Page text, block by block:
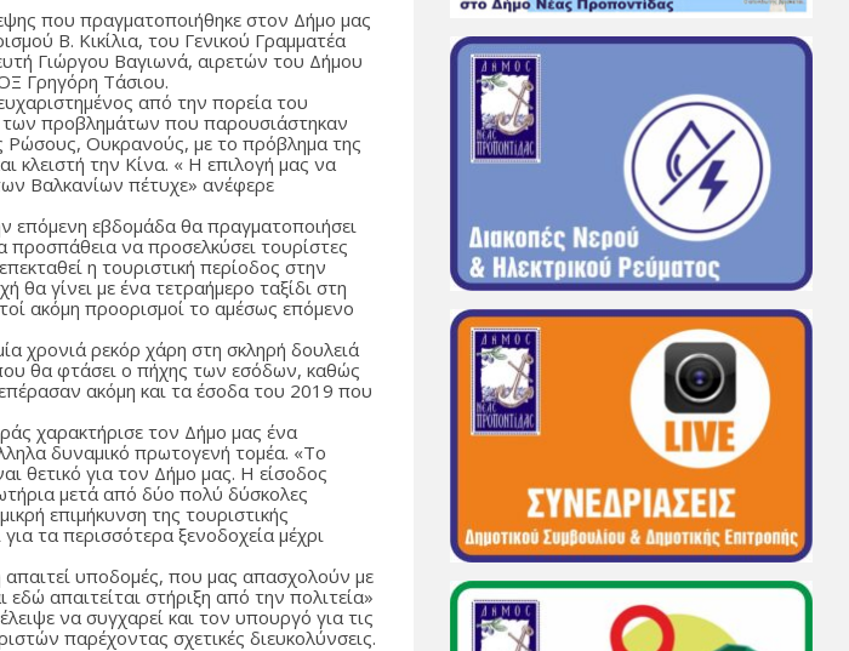
που πραγματοποιήθηκε στον Δήμο μας
Β. Κικίλια, του Γενικού Γραμματέα
Γιώργου Βαγιωνά, αιρετών του Δήμου
Γρηγόρη Τάσιου.
από την πορεία του
προβλημάτων που παρουσιάστηκαν
Ρώσους, Ουκρανούς, με το πρόβλημα της
κλειστή την Κίνα. « Η επιλογή μας να
Βαλκανίων πέτυχε» ανέφερε
εβδομάδα θα πραγματοποιήσει
προσπάθεια να προσελκύσει τουρίστες
η τουριστική περίοδος στην
θα γίνει με ένα τετραήμερο ταξίδι στη
ακόμη προορισμοί το αμέσως επόμενο
χρονιά ρεκόρ χάρη στη σκληρή δουλειά
θα φτάσει ο πήχης των εσόδων, καθώς
ακόμη και τα έσοδα του 2019 που
χαρακτήρισε τον Δήμο μας ένα
δυναμικό πρωτογενή τομέα. «Το
θετικό για τον Δήμο μας. Η είσοδος
μετά από δύο πολύ δύσκολες
επιμήκυνση της τουριστικής
τα περισσότερα ξενοδοχεία μέχρι
απαιτεί υποδομές, που μας απασχολούν με
απαιτείται στήριξη από την πολιτεία»
να συγχαρεί και τον υπουργό για τις
παρέχοντας σχετικές διευκολύνσεις.